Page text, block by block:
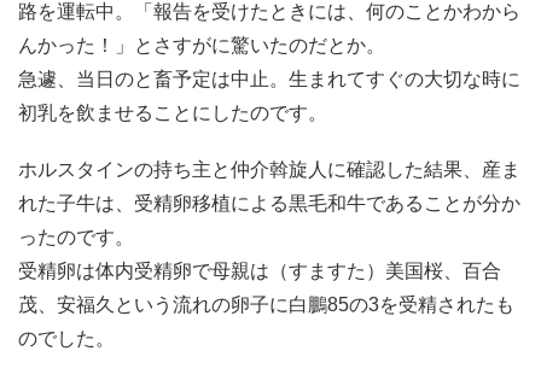
路を運転中。「報告を受けたときには、何のことかわから
んかった！」とさすがに驚いたのだとか。
急遽、当日のと畜予定は中止。生まれてすぐの大切な時に
初乳を飲ませることにしたのです。
ホルスタインの持ち主と仲介斡旋人に確認した結果、産ま
れた子牛は、受精卵移植による黒毛和牛であることが分か
ったのです。
受精卵は体内受精卵で母親は（すますた）美国桜、百合
茂、安福久という流れの卵子に白鵬85の3を受精されたも
のでした。